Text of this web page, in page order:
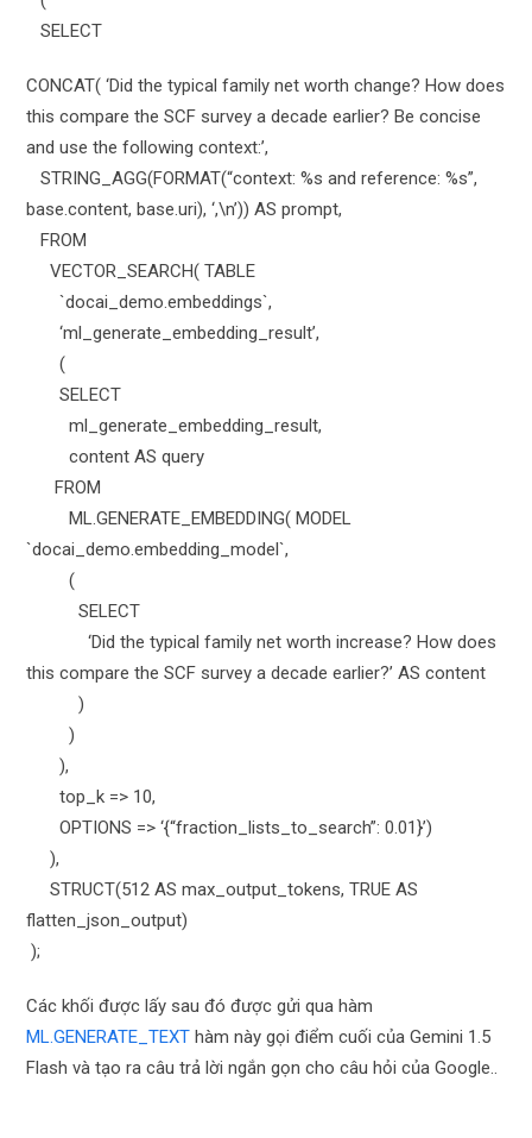
SELECT
CONCAT( ‘Did the typical family net worth change? How does
this compare the SCF survey a decade earlier? Be concise
and use the following context:’,
STRING_AGG(FORMAT(“context: %s and reference: %s”,
base.content, base.uri), ‘,\n’)) AS prompt,
FROM
VECTOR_SEARCH( TABLE
`docai_demo.embeddings`,
‘ml_generate_embedding_result’,
(
SELECT
ml_generate_embedding_result,
content AS query
FROM
ML.GENERATE_EMBEDDING( MODEL
`docai_demo.embedding_model`,
(
SELECT
‘Did the typical family net worth increase? How does
this compare the SCF survey a decade earlier?’ AS content
)
)
),
top_k => 10,
OPTIONS => ‘{“fraction_lists_to_search”: 0.01}’)
),
STRUCT(512 AS max_output_tokens, TRUE AS
flatten_json_output)
);
Các khối được lấy sau đó được gửi qua hàm
ML.GENERATE_TEXT hàm này gọi điểm cuối của Gemini 1.5
Flash và tạo ra câu trả lời ngắn gọn cho câu hỏi của Google..